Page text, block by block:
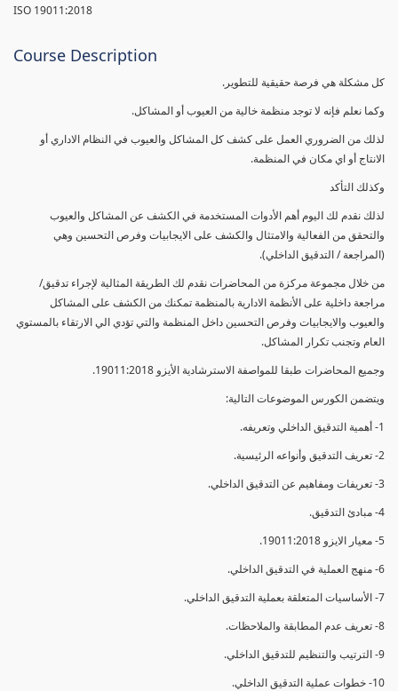
ISO 19011:2018
Course Description
كل مشكلة هي فرصة حقيقية للتطوير.
وكما نعلم فإنه لا توجد منظمة خالية من العيوب أو المشاكل.
لذلك من الضروري العمل على كشف كل المشاكل والعيوب في النظام الاداري أو
الانتاج أو اي مكان في المنظمة.
وكذلك التأكد
لذلك نقدم لك اليوم أهم الأدوات المستخدمة في الكشف عن المشاكل والعيوب
والتحقق من الفعالية والامتثال والكشف على الايجابيات وفرص التحسين وهي
(المراجعة / التدقيق الداخلي).
من خلال مجموعة مركزة من المحاضرات نقدم لك الطريقة المثالية لإجراء تدقيق/
مراجعة داخلية على الأنظمة الادارية بالمنظمة تمكنك من الكشف على المشاكل
والعيوب والايجابيات وفرص التحسين داخل المنظمة والتي تؤدي الي الارتقاء بالمستوي
العام وتجنب تكرار المشاكل.
وجميع المحاضرات طبقا للمواصفة الاسترشادية الأيزو 19011:2018.
ويتضمن الكورس الموضوعات التالية:
1- أهمية التدقيق الداخلي وتعريفه.
2- تعريف التدقيق وأنواعه الرئيسية.
3- تعريفات ومفاهيم عن التدقيق الداخلي.
4- مبادئ التدقيق.
5- معيار الايزو 19011:2018.
6- منهج العملية في التدقيق الداخلي.
7- الأساسيات المتعلقة بعملية التدقيق الداخلي.
8- تعريف عدم المطابقة والملاحظات.
9- الترتيب والتنظيم للتدقيق الداخلي.
10- خطوات عملية التدقيق الداخلي.